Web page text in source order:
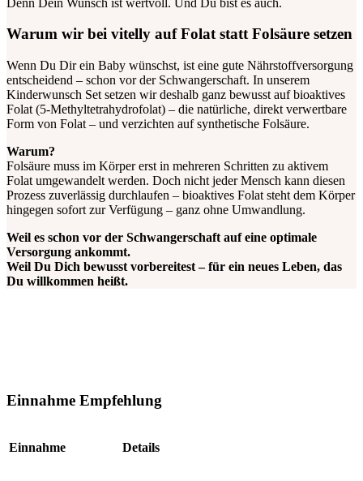
Warum wir bei vitelly auf Folat statt Folsäure setzen
Wenn Du Dir ein Baby wünschst, ist eine gute Nährstoffversorgung
entscheidend – schon vor der Schwangerschaft. In unserem
Kinderwunsch Set setzen wir deshalb ganz bewusst auf bioaktives
Folat (5-Methyltetrahydrofolat) – die natürliche, direkt verwertbare
Form von Folat – und verzichten auf synthetische Folsäure.
Warum?
Folsäure muss im Körper erst in mehreren Schritten zu aktivem
Folat umgewandelt werden. Doch nicht jeder Mensch kann diesen
Prozess zuverlässig durchlaufen – bioaktives Folat steht dem Körper
hingegen sofort zur Verfügung – ganz ohne Umwandlung.
Weil es schon vor der Schwangerschaft auf eine optimale
Versorgung ankommt.
Weil Du Dich bewusst vorbereitest – für ein neues Leben, das
Du willkommen heißt.
Einnahme Empfehlung
Einnahme Details